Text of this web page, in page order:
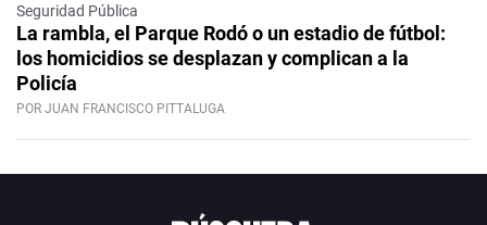
Seguridad Pública
La rambla, el Parque Rodó o un estadio de fútbol:
los homicidios se desplazan y complican a la
Policía
POR JUAN FRANCISCO PITTALUGA